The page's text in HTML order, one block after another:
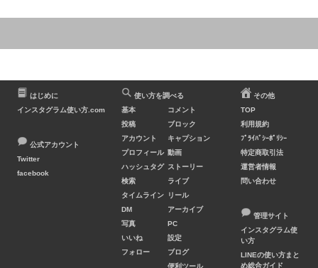
はじめに
インスタグラム使い方.com
公式アカウント
Twitter
facebook
使い方を調べる
基本
投稿
アカウント
プロフィール
ハッシュタグ
検索
タイムライン
DM
写真
いいね
フォロー
コメント
ブロック
キャプション
動画
ストーリー
ライブ
リール
アーカイブ
PC
設定
ブログ
便利ツール
その他
TOP
利用規約
ﾌﾟﾗｲﾊﾞｼｰﾎﾟﾘｼｰ
特定商取引法
運営者情報
問い合わせ
管理サイト
インスタグラム使
い方
LINEの使い方まと
め総合ガイド